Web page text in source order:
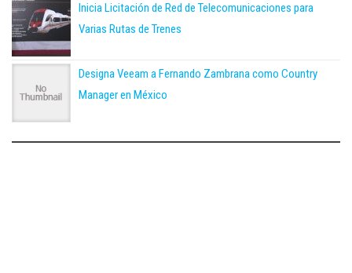
Inicia Licitación de Red de Telecomunicaciones para
Varias Rutas de Trenes
Designa Veeam a Fernando Zambrana como Country
Manager en México